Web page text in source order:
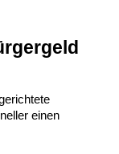
einen